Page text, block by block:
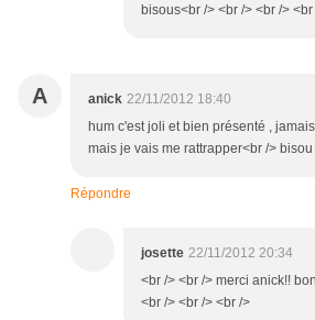
bisous<br /> <br /> <br /> <br
A anick 22/11/2012 18:40
hum c'est joli et bien présenté ,
mais je vais me rattrapper<br />
Répondre
josette 22/11/2012 20:34
<br /> <br /> merci anick!!
<br /> <br /> <br />